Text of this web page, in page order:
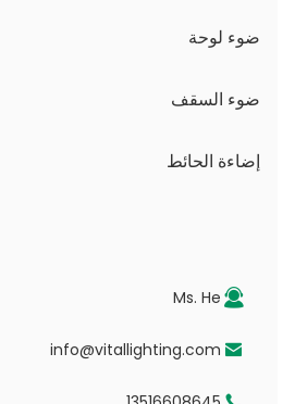
ضوء لوحة
سلسلة JDL
سلسلة DSDL
سلسلة MDL
سلسلة NSDL
ضوء السقف
سلسلة JCL
سلسلة الكهروضوئية
سلسلة PD
إضاءة الحائط
السلسلة د - لوحة توجيه الضوء المنقط
Ms. He
info@vitallighting.com